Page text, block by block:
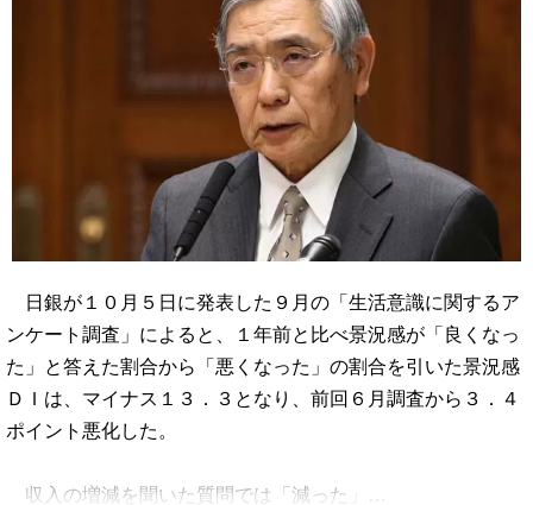
日銀が１０月５日に発表した９月の「生活意識に関するア
ンケート調査」によると、１年前と比べ景況感が「良くなっ
た」と答えた割合から「悪くなった」の割合を引いた景況感
ＤＩは、マイナス１３．３となり、前回６月調査から３．４
ポイント悪化した。
収入の増減を聞いた質問では「減った」…